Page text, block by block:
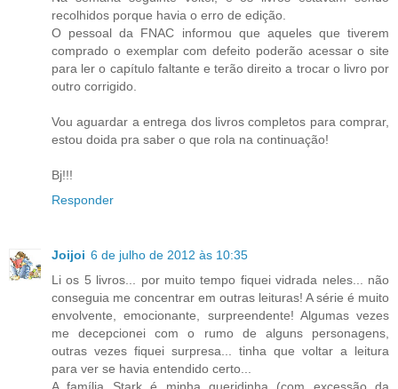
recolhidos porque havia o erro de edição.
O pessoal da FNAC informou que aqueles que tiverem
comprado o exemplar com defeito poderão acessar o site
para ler o capítulo faltante e terão direito a trocar o livro por
outro corrigido.
Vou aguardar a entrega dos livros completos para comprar,
estou doida pra saber o que rola na continuação!
Bj!!!
Responder
Joijoi 6 de julho de 2012 às 10:35
Li os 5 livros... por muito tempo fiquei vidrada neles... não
conseguia me concentrar em outras leituras! A série é muito
envolvente, emocionante, surpreendente! Algumas vezes
me decepcionei com o rumo de alguns personagens,
outras vezes fiquei surpresa... tinha que voltar a leitura
para ver se havia entendido certo...